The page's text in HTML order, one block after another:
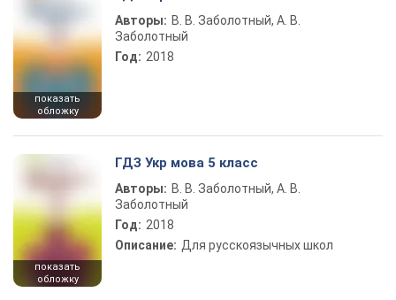
показать
обложку
Авторы: В. В. Заболотный, А. В.
Заболотный
Год: 2018
показать
обложку
ГДЗ Укр мова 5 класс
Авторы: В. В. Заболотный, А. В.
Заболотный
Год: 2018
Описание: Для русскоязычных школ